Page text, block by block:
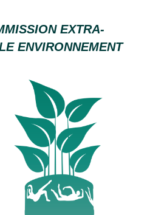
EXTRA-
ENVIRONNEMENT